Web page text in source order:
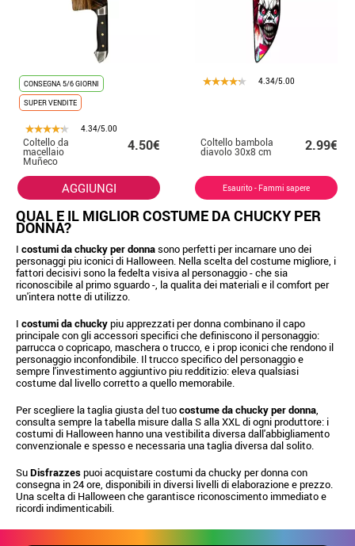
CONSEGNA 5/6 GIORNI
SUPER VENDITE
4.34/5.00
Coltello da
macellaio
Muñeco
30,3x8,6 cm
4.50€
AGGIUNGI
4.34/5.00
Coltello bambola
diavolo 30x8 cm 2.99€
Esaurito - Fammi sapere
QUAL E IL MIGLIOR COSTUME DA CHUCKY PER
DONNA?
I costumi da chucky per donnasono perfetti per incarnare uno dei
personaggi piu iconici di Halloween. Nella scelta del costume migliore, i
fattori decisivi sono la fedelta visiva al personaggio - che sia
riconoscibile al primo sguardo -, la qualita dei materiali e il comfort per
un'intera notte di utilizzo.
I costumi da chuckypiu apprezzati per donna combinano il capo
principale con gli accessori specifici che definiscono il personaggio:
parrucca o copricapo, maschera o trucco, e i prop iconici che rendono il
personaggio inconfondibile. Il trucco specifico del personaggio e
sempre l'investimento aggiuntivo piu redditizio: eleva qualsiasi
costume dal livello corretto a quello memorabile.
Per scegliere la taglia giusta del tuocostume da chucky per donna,
consulta sempre la tabella misure dalla S alla XXL di ogni produttore: i
costumi di Halloween hanno una vestibilita diversa dall'abbigliamento
convenzionale e spesso e necessaria una taglia diversa dal solito.
SuDisfrazzespuoi acquistare costumi da chucky per donna con
consegna in 24 ore, disponibili in diversi livelli di elaborazione e prezzo.
Una scelta di Halloween che garantisce riconoscimento immediato e
ricordi indimenticabili.